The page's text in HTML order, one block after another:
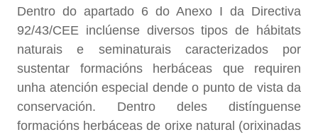
Dentro do apartado 6 do Anexo I da Directiva
92/43/CEE inclúense diversos tipos de hábitats
naturais e seminaturais caracterizados por
sustentar formacións herbáceas que requiren
unha atención especial dende o punto de vista da
conservación. Dentro deles distínguense
formacións herbáceas de orixe natural (orixinadas